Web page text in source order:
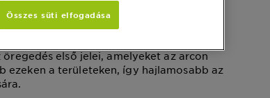
RUTIN
első jelei, amelyeket az arcon
ezeken a területeken, így hajlamosabb az
Összes süti elfogadása